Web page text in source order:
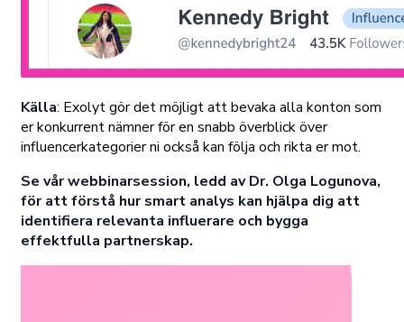
Källa: Exolyt gör det möjligt att bevaka alla konton som
er konkurrent nämner för en snabb överblick över
influencerkategorier ni också kan följa och rikta er mot.
Se vår webbinarsession, ledd av Dr. Olga Logunova,
för att förstå hur smart analys kan hjälpa dig att
identifiera relevanta influerare och bygga
effektfulla partnerskap.